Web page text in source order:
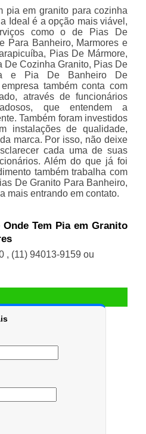
pia em granito para cozinha
Ideal é a opção mais viável,
como o de Pias De
Para Banheiro, Marmores e
Pias De Mármore,
De Cozinha Granito, Pias De
e Pia De Banheiro De
também conta com
através de funcionários
que entendem a
Também foram investidos
instalações de qualidade,
marca. Por isso, não deixe
cada uma de suas
Além do que já foi
também trabalha com
De Granito Para Banheiro,
mais entrando em contato.
Tem Pia em Granito
, (11) 94013-9159 ou